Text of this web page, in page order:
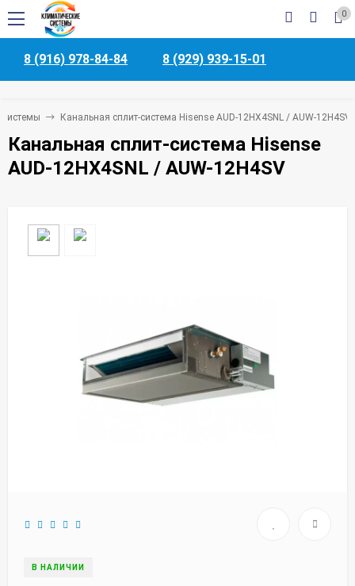
0
8 (916) 978-84-84 8 (929) 939-15-01
Канальная сплит-система Hisense AUD-12HX4SNL / AUW-12H4SV
Канальная сплит-система Hisense
AUD-12HX4SNL / AUW-12H4SV
В НАЛИЧИИ